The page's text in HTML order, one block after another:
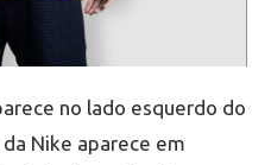
no lado esquerdo do
Nike aparece em